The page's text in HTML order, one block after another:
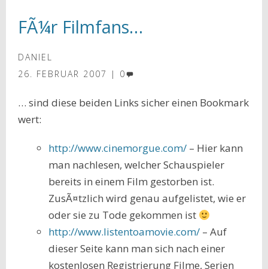
FÃ¼r Filmfans…
DANIEL
26. FEBRUAR 2007
0
… sind diese beiden Links sicher einen Bookmark
wert:
http://www.cinemorgue.com/ – Hier kann
man nachlesen, welcher Schauspieler
bereits in einem Film gestorben ist.
ZusÃ¤tzlich wird genau aufgelistet, wie er
oder sie zu Tode gekommen ist
http://www.listentoamovie.com/ – Auf
dieser Seite kann man sich nach einer
kostenlosen Registrierung Filme, Serien